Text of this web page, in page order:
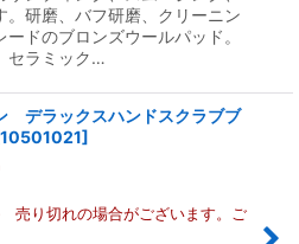
。研磨、バフ研磨、クリーニン
ードのブロンズウールパッド。
セラミック…
デラックスハンドスクラブブ
10501021]
売り切れの場合がございます。ご